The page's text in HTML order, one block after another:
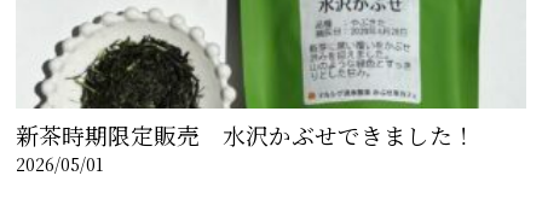
新茶時期限定販売 水沢かぶせできました！
2026/05/01